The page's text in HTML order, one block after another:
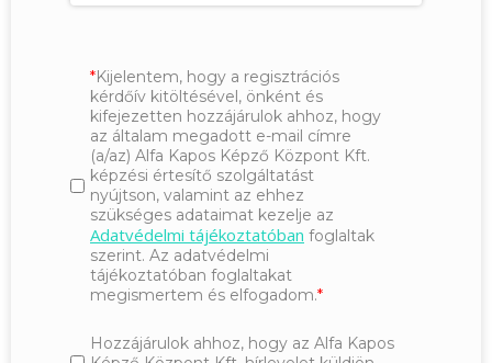
Kijelentem, hogy a regisztrációs
kérdőív kitöltésével, önként és
kifejezetten hozzájárulok ahhoz, hogy
az általam megadott e-mail címre
(a/az) Alfa Kapos Képző Központ Kft.
képzési értesítő szolgáltatást
nyújtson, valamint az ehhez
szükséges adataimat kezelje az
Adatvédelmi tájékoztatóban foglaltak
szerint. Az adatvédelmi
tájékoztatóban foglaltakat
megismertem és elfogadom.
Hozzájárulok ahhoz, hogy az Alfa Kapos